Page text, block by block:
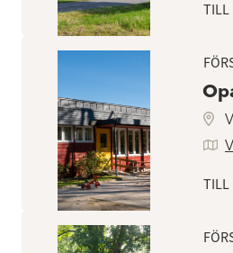
TILL
TILL